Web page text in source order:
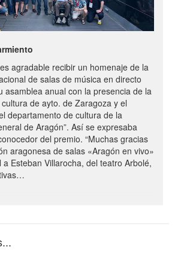
agradable recibir un homenaje de la
de salas de música en directo
asamblea anual con la presencia de la
de ayto. de Zaragoza y el
departamento de cultura de la
de Aragón”. Así se expresaba
del premio. “Muchas gracias
aragonesa de salas «Aragón en vivo»
a Esteban Villarocha, del teatro Arbolé,